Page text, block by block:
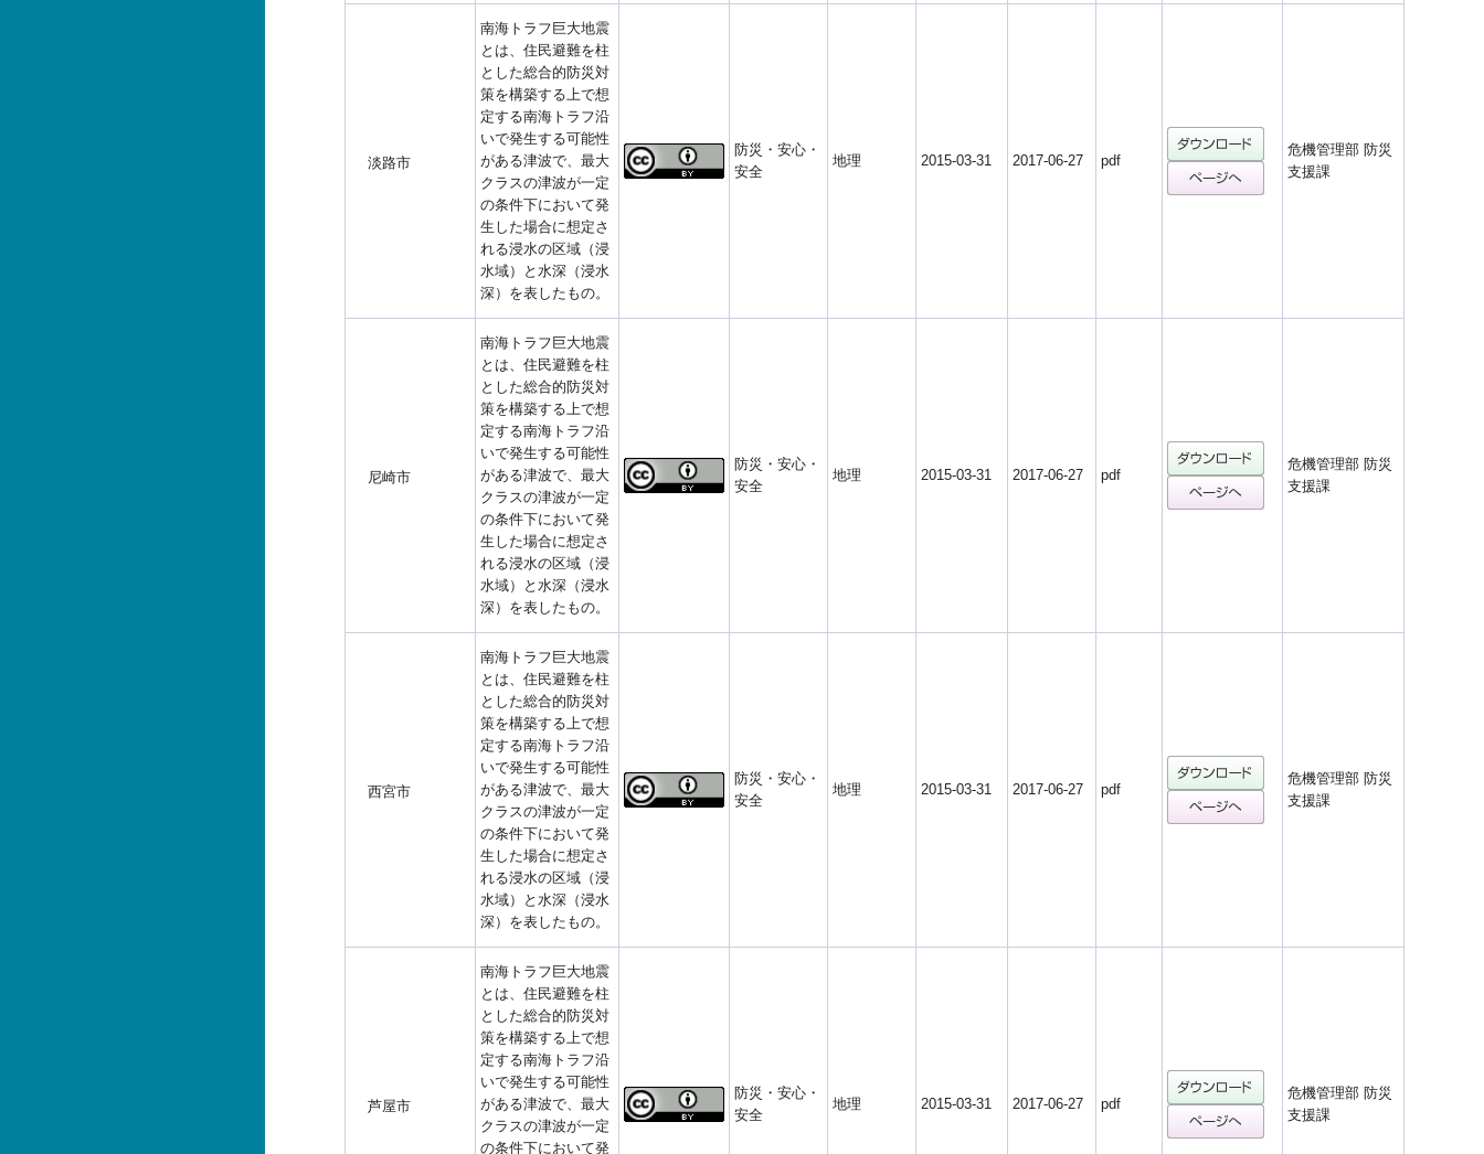
淡路市
南海トラフ巨大地震
とは、住民避難を柱
とした総合的防災対
策を構築する上で想
定する南海トラフ沿
いで発生する可能性
がある津波で、最大
クラスの津波が一定
の条件下において発
生した場合に想定さ
れる浸水の区域（浸
水域）と水深（浸水
深）を表したもの。
防災・安心・
安全
地理 2015-03-31 2017-06-27 pdf
危機管理部 防災
支援課
尼崎市
南海トラフ巨大地震
とは、住民避難を柱
とした総合的防災対
策を構築する上で想
定する南海トラフ沿
いで発生する可能性
がある津波で、最大
クラスの津波が一定
の条件下において発
生した場合に想定さ
れる浸水の区域（浸
水域）と水深（浸水
深）を表したもの。
防災・安心・
安全
地理 2015-03-31 2017-06-27 pdf
危機管理部 防災
支援課
西宮市
南海トラフ巨大地震
とは、住民避難を柱
とした総合的防災対
策を構築する上で想
定する南海トラフ沿
いで発生する可能性
がある津波で、最大
クラスの津波が一定
の条件下において発
生した場合に想定さ
れる浸水の区域（浸
水域）と水深（浸水
深）を表したもの。
防災・安心・
安全
地理 2015-03-31 2017-06-27 pdf
危機管理部 防災
支援課
芦屋市
南海トラフ巨大地震
とは、住民避難を柱
とした総合的防災対
策を構築する上で想
定する南海トラフ沿
いで発生する可能性
がある津波で、最大
クラスの津波が一定
の条件下において発
防災・安心・
安全
地理 2015-03-31 2017-06-27 pdf
危機管理部 防災
支援課